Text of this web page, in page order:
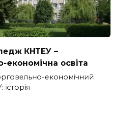
КНТЕУ –
економічна освіта
економічний